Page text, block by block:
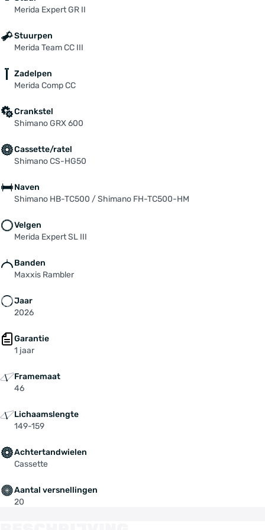
Merida Expert GR II
Stuurpen
Merida Team CC III
Zadelpen
Merida Comp CC
Crankstel
Shimano GRX 600
Cassette/ratel
Shimano CS-HG50
Naven
Shimano HB-TC500 / Shimano FH-TC500-HM
Velgen
Merida Expert SL III
Banden
Maxxis Rambler
Jaar
2026
Garantie
1 jaar
Framemaat
46
Lichaamslengte
149-159
Achtertandwielen
Cassette
Aantal versnellingen
20